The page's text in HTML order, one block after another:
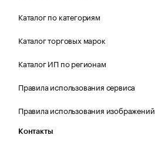
Каталог по категориям
Каталог торговых марок
Каталог ИП по регионам
Правила использования сервиса
Правила использования изображений
Контакты